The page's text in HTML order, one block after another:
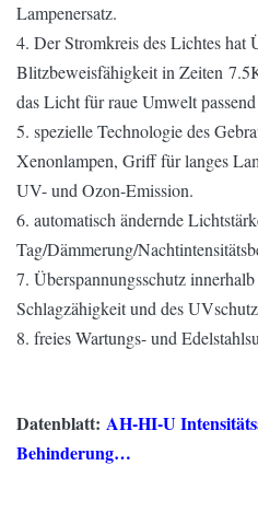
Lampenersatz.
4. Der Stromkreis des Lichtes hat
Blitzbeweisfähigkeit in Zeiten
das Licht für raue Umwelt
5. spezielle Technologie des
Xenonlampen, Griff für langes
UV- und Ozon-Emission.
6. automatisch ändernde
Tag/Dämmerung/
7. Überspannungsschutz
Schlagzähigkeit und des
8. freies Wartungs- und
Datenblatt: AH-HI-U
Behinderung…